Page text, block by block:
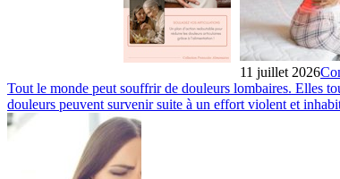
11 juillet 2026
Tout le monde peut souffrir de douleurs lombaires. Elles
douleurs peuvent survenir suite à un effort violent et